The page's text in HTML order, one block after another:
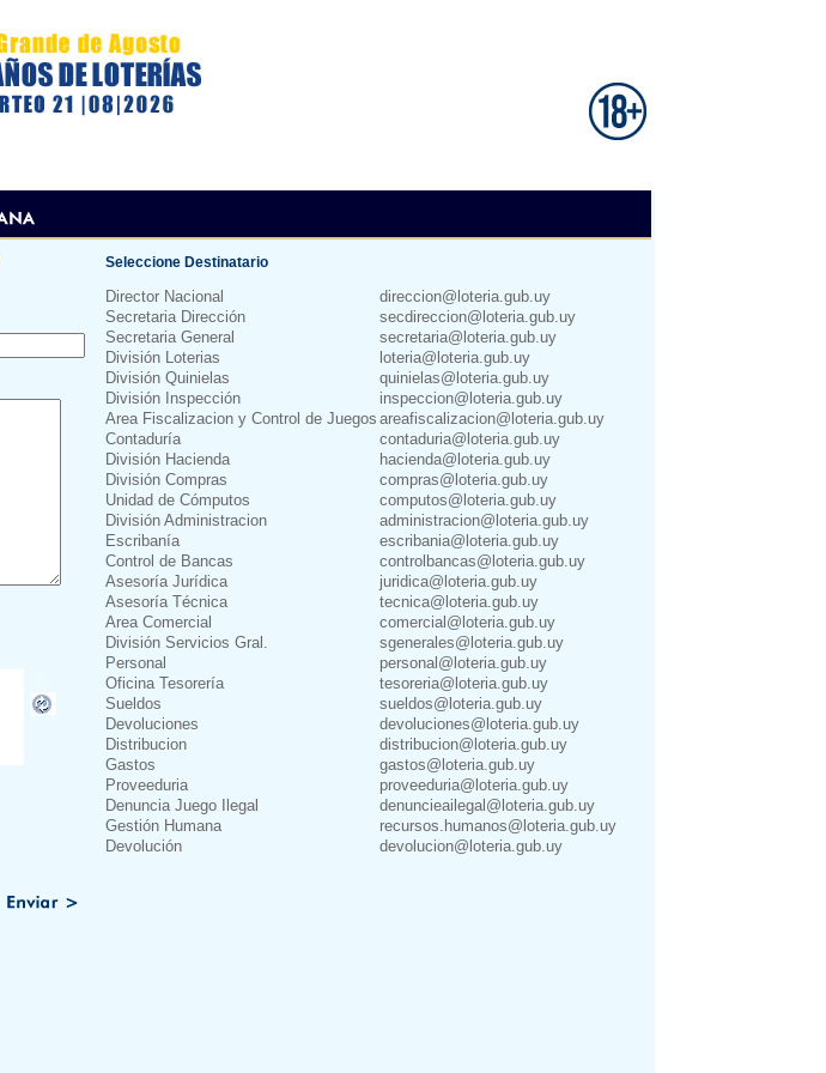
Seleccione Destinatario
Director Nacional
direccion@loteria.gub.uy
Secretaria Dirección
secdireccion@loteria.gub.uy
Secretaria General
secretaria@loteria.gub.uy
División Loterias
loteria@loteria.gub.uy
División Quinielas
quinielas@loteria.gub.uy
División Inspección
inspeccion@loteria.gub.uy
Area Fiscalizacion y Control de Juegos areafiscalizacion@loteria.gub.uy
Contaduría
contaduria@loteria.gub.uy
División Hacienda
hacienda@loteria.gub.uy
División Compras
compras@loteria.gub.uy
Unidad de Cómputos
computos@loteria.gub.uy
División Administracion
administracion@loteria.gub.uy
Escribanía
escribania@loteria.gub.uy
Control de Bancas
controlbancas@loteria.gub.uy
Asesoría Jurídica
juridica@loteria.gub.uy
Asesoría Técnica
tecnica@loteria.gub.uy
Area Comercial
comercial@loteria.gub.uy
División Servicios Gral.
sgenerales@loteria.gub.uy
Personal
personal@loteria.gub.uy
Oficina Tesorería
tesoreria@loteria.gub.uy
Sueldos
sueldos@loteria.gub.uy
Devoluciones
devoluciones@loteria.gub.uy
Distribucion
distribucion@loteria.gub.uy
Gastos
gastos@loteria.gub.uy
Proveeduria
proveeduria@loteria.gub.uy
Denuncia Juego Ilegal
denuncieailegal@loteria.gub.uy
Gestión Humana
recursos.humanos@loteria.gub.uy
Devolución
devolucion@loteria.gub.uy